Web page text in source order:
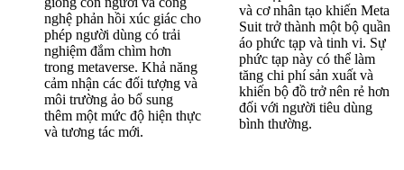
nghệ phản hồi xúc giác cho
phép người dùng có trải
nghiệm đắm chìm hơn
trong metaverse. Khả năng
cảm nhận các đối tượng và
môi trường ảo bổ sung
thêm một mức độ hiện thực
và tương tác mới.
và cơ nhân tạo khiến Meta
Suit trở thành một bộ quần
áo phức tạp và tinh vi. Sự
phức tạp này có thể làm
tăng chi phí sản xuất và
khiến bộ đồ trở nên rẻ hơn
đối với người tiêu dùng
bình thường.